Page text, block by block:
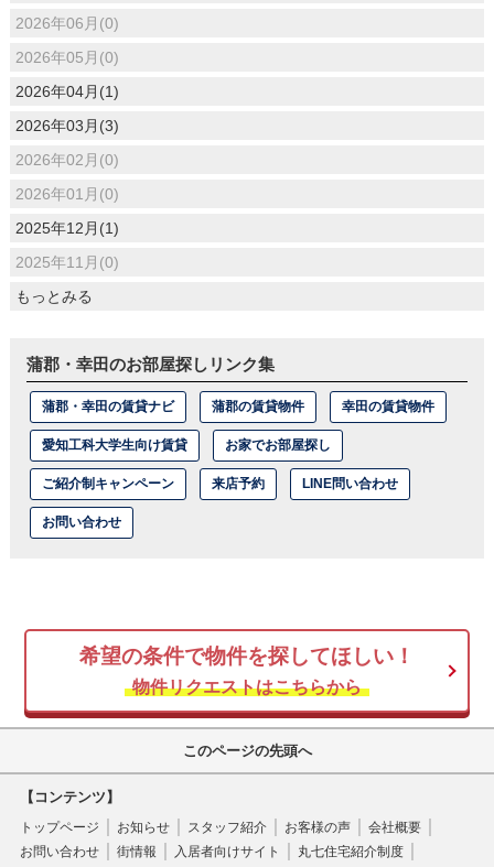
2026年06月(0)
2026年05月(0)
2026年04月(1)
2026年03月(3)
2026年02月(0)
2026年01月(0)
2025年12月(1)
2025年11月(0)
もっとみる
蒲郡・幸田のお部屋探しリンク集
蒲郡・幸田の賃貸ナビ 蒲郡の賃貸物件 幸田の賃貸物件
愛知工科大学生向け賃貸 お家でお部屋探し
ご紹介制キャンペーン 来店予約 LINE問い合わせ
お問い合わせ
希望の条件で物件を探してほしい！
物件リクエストはこちらから
このページの先頭へ
【コンテンツ】
トップページ お知らせ スタッフ紹介 お客様の声
会社概要
お問い合わせ
街情報 入居者向けサイト 丸七住宅紹介制度